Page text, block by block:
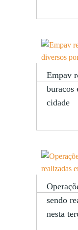
Empav
buracos
cidade
sendo
nesta